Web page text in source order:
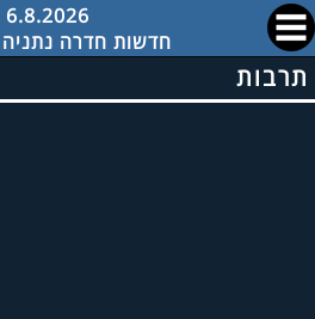
6.8.2026
חדשות חדרה נתניה
תרבות